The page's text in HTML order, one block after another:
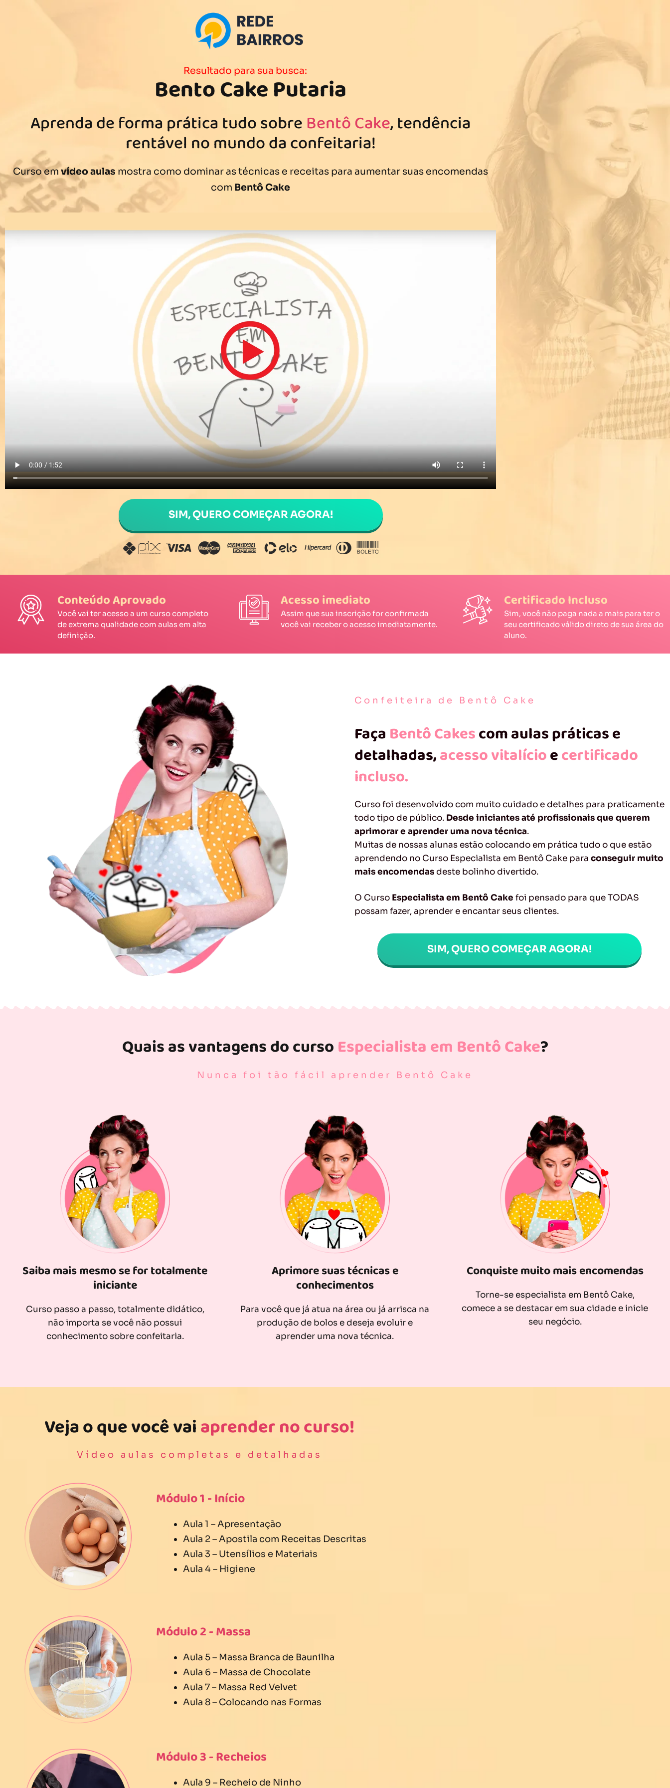
Resultado para sua busca:
Bento Cake Putaria
Aprenda de forma prática tudo sobreBentô Cake, tendência
rentável no mundo da confeitaria!
Curso em vídeo aulas mostra como dominar as técnicas e receitas para aumentar suas encomendas
com Bentô Cake
SIM, QUERO COMEÇAR AGORA!
Conteúdo Aprovado
Você vai ter acesso a um curso completo
de extrema qualidade com aulas em alta
definição.
Acesso imediato
Assim que sua inscrição for confirmada
você vai receber o acesso imediatamente.
Certificado Incluso
Sim, você não paga nada a mais para ter o
seu certificado válido direto de sua área do
aluno.
Confeiteira de Bentô Cake
Faça Bentô Cakescom aulas práticas e
detalhadas,acesso vitalícioecertificado
incluso.
Curso foi desenvolvido com muito cuidado e detalhes para praticamente
todo tipo de público. Desde iniciantes até profissionais que querem
aprimorar e aprender uma nova técnica.
Muitas de nossas alunas estão colocando em prática tudo o que estão
aprendendo no Curso Especialista em Bentô Cake paraconseguir muito
mais encomendasdeste bolinho divertido.
O Curso Especialista em Bentô Cake foi pensado para que TODAS
possam fazer, aprender e encantar seus clientes.
SIM, QUERO COMEÇAR AGORA!
Quais as vantagens do cursoEspecialista em Bentô Cake?
Nunca foi tão fácil aprender Bentô Cake
Saiba mais mesmo se for totalmente
iniciante
Curso passo a passo, totalmente didático,
não importa se você não possui
conhecimento sobre confeitaria.
Aprimore suas técnicas e
conhecimentos
Para você que já atua na área ou já arrisca na
produção de bolos e deseja evoluir e
aprender uma nova técnica.
Conquiste muito mais encomendas
Torne-se especialista em Bentô Cake,
comece a se destacar em sua cidade e inicie
seu negócio.
Veja o que você vaiaprender no curso!
Vídeo aulas completas e detalhadas
Módulo 1 - Início
Aula 1 – Apresentação
Aula 2 – Apostila com Receitas Descritas
Aula 3 – Utensílios e Materiais
Aula 4 – Higiene
Módulo 2 - Massa
Aula 5 – Massa Branca de Baunilha
Aula 6 – Massa de Chocolate
Aula 7 – Massa Red Velvet
Aula 8 – Colocando nas Formas
Módulo 3 - Recheios
Aula 9 – Recheio de Ninho